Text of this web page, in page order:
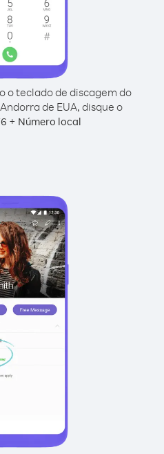
o teclado de discagem do
de EUA, disque o
+ Número local